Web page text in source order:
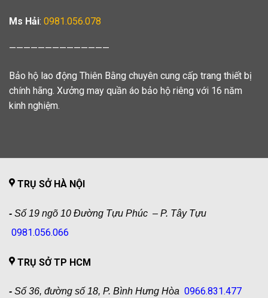
Ms Hải: 0981.056.078
——————————————
Bảo hộ lao động Thiên Bằng chuyên cung cấp trang thiết bị
chính hãng. Xưởng may quần áo bảo hộ riêng với 16 năm
kinh nghiệm.
TRỤ SỞ HÀ NỘI
- Số 19 ngõ 10 Đường Tựu Phúc – P. Tây Tựu
0981.056.066
TRỤ SỞ TP HCM
- Số 36, đường số 18, P. Bình Hưng Hòa 0966.831.477